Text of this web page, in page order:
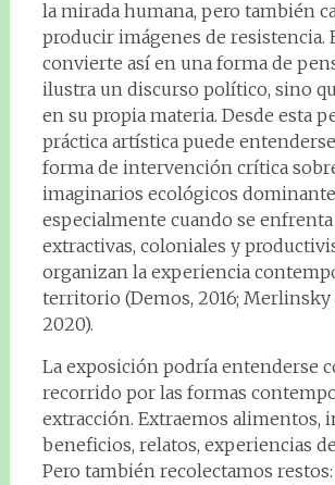
la mirada humana, pero también
producir imágenes de resistencia.
convierte así en una forma de
ilustra un discurso político, sino
en su propia materia. Desde esta
práctica artística puede
forma de intervención crítica
imaginarios ecológicos
especialmente cuando se enfrenta
extractivas, coloniales y
organizan la experiencia
territorio (Demos, 2016; Merlinsky
2020).
La exposición podría entenderse
recorrido por las formas
extracción. Extraemos alimentos,
beneficios, relatos, experiencias
Pero también recolectamos